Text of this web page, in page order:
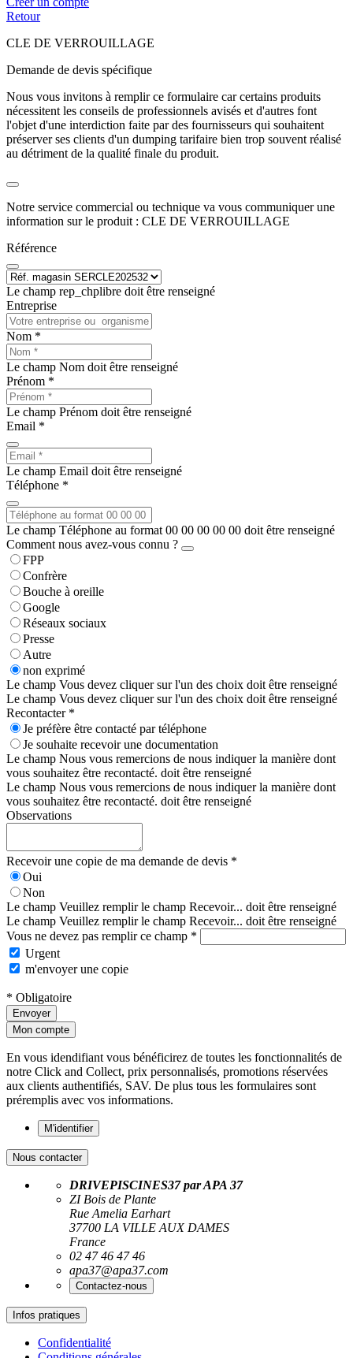
Retour
CLE DE VERROUILLAGE
Demande de devis spécifique
Nous vous invitons à remplir ce formulaire car certains produits
nécessitent les conseils de professionnels avisés et d'autres font
l'objet d'une interdiction faite par des fournisseurs qui souhaitent
préserver ses clients d'un dumping tarifaire bien trop souvent réalisé
au détriment de la qualité finale du produit.
Notre service commercial ou technique va vous communiquer une
information sur le produit : CLE DE VERROUILLAGE
Référence
Le champ rep_chplibre doit être renseigné
Entreprise
Nom *
Le champ Nom doit être renseigné
Prénom *
Le champ Prénom doit être renseigné
Email *
Le champ Email doit être renseigné
Téléphone *
Le champ Téléphone au format 00 00 00 00 00 doit être renseigné
Comment nous avez-vous connu ?
FPP
Confrère
Bouche à oreille
Google
Réseaux sociaux
Presse
Autre
non exprimé
Le champ Vous devez cliquer sur l'un des choix doit être renseigné
Le champ Vous devez cliquer sur l'un des choix doit être renseigné
Recontacter *
Je préfère être contacté par téléphone
Je souhaite recevoir une documentation
Le champ Nous vous remercions de nous indiquer la manière dont
vous souhaitez être recontacté. doit être renseigné
Le champ Nous vous remercions de nous indiquer la manière dont
vous souhaitez être recontacté. doit être renseigné
Observations
Recevoir une copie de ma demande de devis *
Oui
Non
Le champ Veuillez remplir le champ Recevoir... doit être renseigné
Le champ Veuillez remplir le champ Recevoir... doit être renseigné
Vous ne devez pas remplir ce champ *
Urgent
m'envoyer une copie
* Obligatoire
Envoyer
Mon compte
En vous idendifiant vous bénéficirez de toutes les fonctionnalités de
notre Click and Collect, prix personnalisés, promotions réservées
aux clients authentifiés, SAV. De plus tous les formulaires sont
préremplis avec vos informations.
M'identifier
Nous contacter
DRIVEPISCINES37 par APA 37
ZI Bois de Plante
Rue Amelia Earhart
37700 LA VILLE AUX DAMES
France
02 47 46 47 46
apa37@apa37.com
Contactez-nous
Infos pratiques
Confidentialité